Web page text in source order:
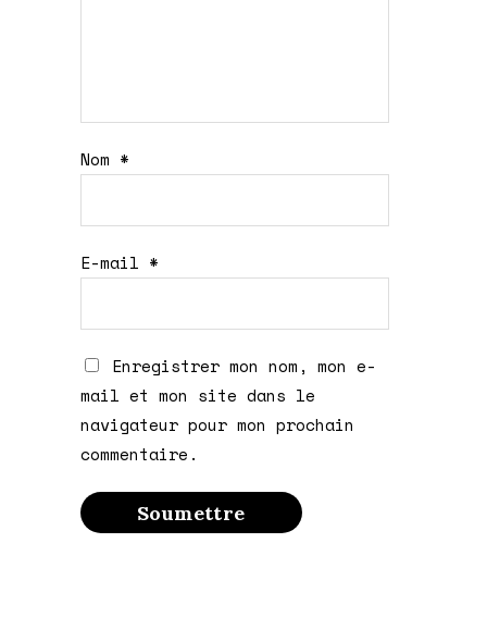
Nom *
E-mail *
Enregistrer mon nom, mon e-
mail et mon site dans le
navigateur pour mon prochain
commentaire.